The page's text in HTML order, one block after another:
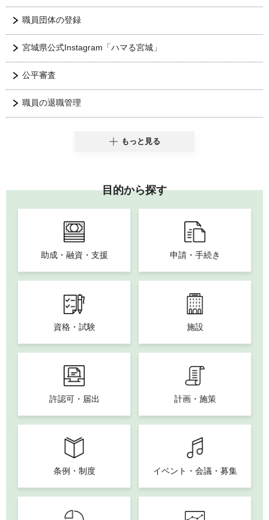
職員団体の登録
宮城県公式Instagram「ハマる宮城」
公平審査
職員の退職管理
もっと見る
目的から探す
助成・融資・支援 申請・手続き
資格・試験 施設
許認可・届出 計画・施策
条例・制度 イベント・会議・募集